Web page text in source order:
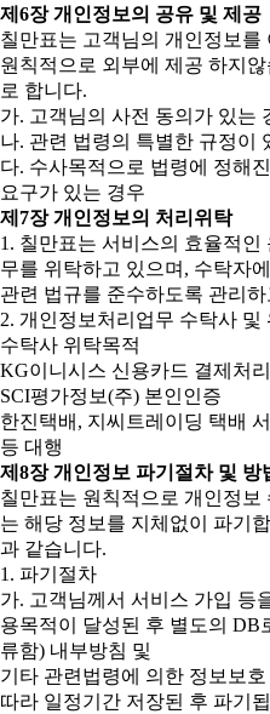
제6장 개인정보의 공유 및 제공
칠만표는 고객님의 개인정보
원칙적으로 외부에 제공 하지
로 합니다.
가. 고객님의 사전 동의가 있는
나. 관련 법령의 특별한 규정이
다. 수사목적으로 법령에 정해
요구가 있는 경우
제7장 개인정보의 처리위탁
1. 칠만표는 서비스의 효율적
무를 위탁하고 있으며, 수탁자
관련 법규를 준수하도록 관리
2. 개인정보처리업무 수탁사
수탁사 위탁목적
KG이니시스 신용카드 결제처
SCI평가정보(주) 본인인증
한진택배, 지씨트레이딩 택배
등 대행
제8장 개인정보 파기절차 및 방
칠만표는 원칙적으로 개인정보
는 해당 정보를 지체없이 파기
과 같습니다.
1. 파기절차
가. 고객님께서 서비스 가입 등
용목적이 달성된 후 별도의 DB
류함) 내부방침 및
기타 관련법령에 의한 정보보
따라 일정기간 저장된 후 파기